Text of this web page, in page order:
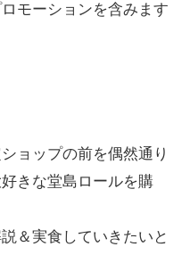
モーションを含みます
ョップの前を偶然通り
きな堂島ロールを購
＆実食していきたいと